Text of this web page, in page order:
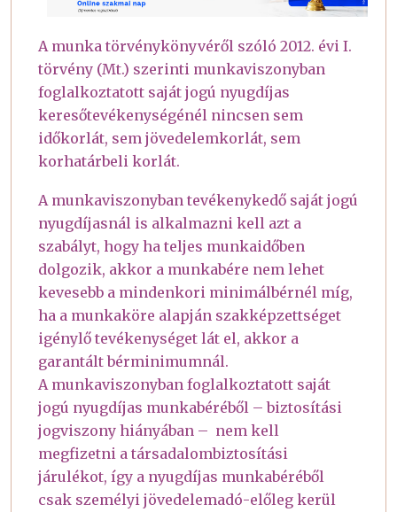
A munka törvénykönyvéről szóló 2012. évi I.
törvény (Mt.) szerinti munkaviszonyban
foglalkoztatott saját jogú nyugdíjas
keresőtevékenységénél nincsen sem
időkorlát, sem jövedelemkorlát, sem
korhatárbeli korlát.
A munkaviszonyban tevékenykedő saját jogú
nyugdíjasnál is alkalmazni kell azt a
szabályt, hogy ha teljes munkaidőben
dolgozik, akkor a munkabére nem lehet
kevesebb a mindenkori minimálbérnél míg,
ha a munkaköre alapján szakképzettséget
igénylő tevékenységet lát el, akkor a
garantált bérminimumnál.
A munkaviszonyban foglalkoztatott saját
jogú nyugdíjas munkabéréből – biztosítási
jogviszony hiányában – nem kell
megfizetni a társadalombiztosítási
járulékot, így a nyugdíjas munkabéréből
csak személyi jövedelemadó-előleg kerül